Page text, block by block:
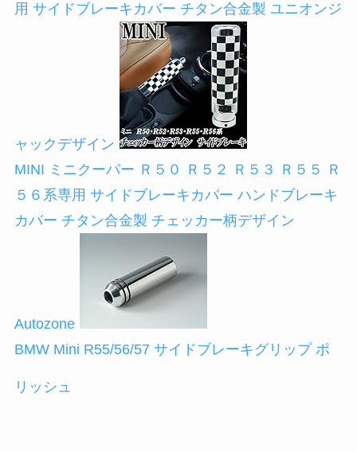
用 サイドブレーキカバー チタン合金製 ユニオンジ
ャックデザイン
MINI ミニクーパー Ｒ５０ Ｒ５２ Ｒ５３ Ｒ５５ Ｒ
５６系専用 サイドブレーキカバー ハンドブレーキ
カバー チタン合金製 チェッカー柄デザイン
Autozone
BMW Mini R55/56/57 サイドブレーキグリップ ポ
リッシュ